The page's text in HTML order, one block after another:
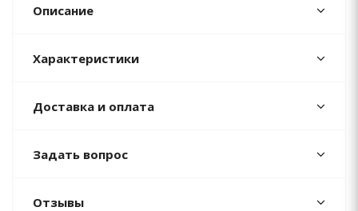
Описание
Характеристики
Доставка и оплата
Задать вопрос
Отзывы